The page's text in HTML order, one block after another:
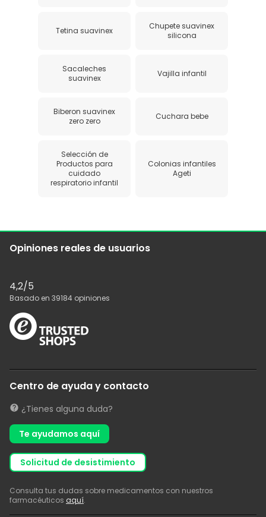
Tetina suavinex
Chupete suavinex
silicona
Sacaleches
suavinex
Vajilla infantil
Biberon suavinex
zero zero
Cuchara bebe
Selección de
Productos para
cuidado
respiratorio infantil
Colonias infantiles
Ageti
Opiniones reales de usuarios
4,2/5
Basado en 39184 opiniones
Centro de ayuda y contacto
¿Tienes alguna duda?
Te ayudamos aquí
solicitud de desistimiento
Consulta tus dudas sobre medicamentos con nuestros
farmacéuticos aquí.